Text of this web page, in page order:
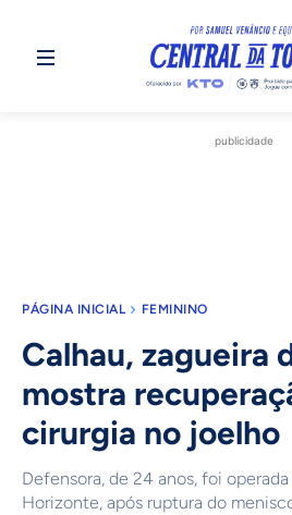
publicidade
PÁGINA INICIAL FEMININO
Calhau, zagueira
mostra
cirurgia no joelho
Defensora, de 24 anos, foi
Horizonte, após ruptura do